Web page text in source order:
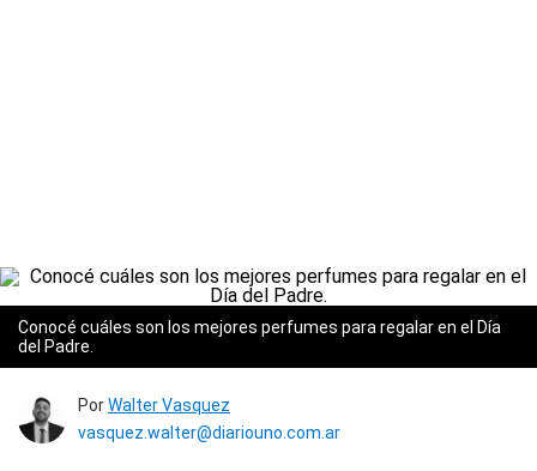
Conocé cuáles son los mejores perfumes para regalar en el Día
del Padre.
PorWalter Vasquez
vasquez.walter@diariouno.com.ar